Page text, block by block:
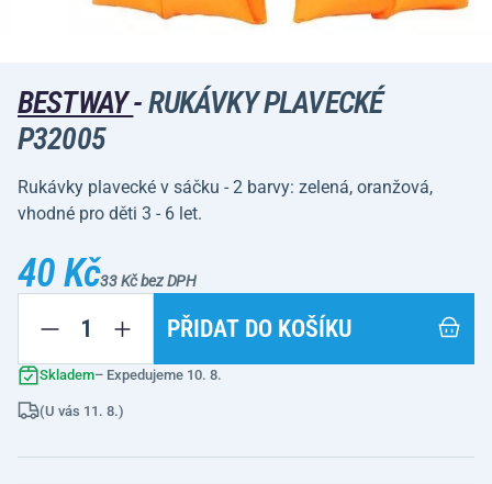
BESTWAY-RUKÁVKY PLAVECKÉ
P32005
Rukávky plavecké v sáčku - 2 barvy: zelená, oranžová,
vhodné pro děti 3 - 6 let.
40 Kč33 Kč bez DPH
PŘIDAT DO KOŠÍKU
Skladem– Expedujeme 10. 8.
(U vás 11. 8.)